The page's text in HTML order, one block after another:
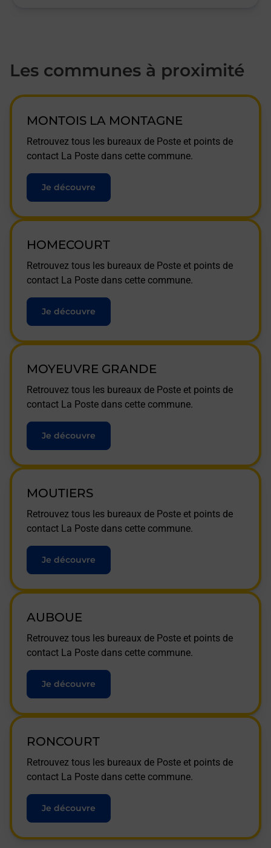
Les communes à proximité
MONTOIS LA MONTAGNE
Retrouvez tous les bureaux de Poste et points de
contact La Poste dans cette commune.
Je découvre
HOMECOURT
Retrouvez tous les bureaux de Poste et points de
contact La Poste dans cette commune.
Je découvre
MOYEUVRE GRANDE
Retrouvez tous les bureaux de Poste et points de
contact La Poste dans cette commune.
Je découvre
MOUTIERS
Retrouvez tous les bureaux de Poste et points de
contact La Poste dans cette commune.
Je découvre
AUBOUE
Retrouvez tous les bureaux de Poste et points de
contact La Poste dans cette commune.
Je découvre
RONCOURT
Retrouvez tous les bureaux de Poste et points de
contact La Poste dans cette commune.
Je découvre